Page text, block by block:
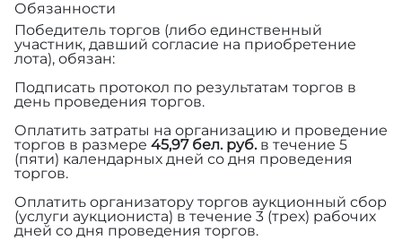
Обязанности
Победитель торгов (либо единственный
участник, давший согласие на приобретение
лота), обязан:
Подписать протокол по результатам торгов в
день проведения торгов.
Оплатить затраты на организацию и проведение
торгов в размере 45,97 бел. руб.в течение 5
(пяти) календарных дней со дня проведения
торгов.
Оплатить организатору торгов аукционный сбор
(услуги аукциониста) в течение 3 (трех) рабочих
дней со дня проведения торгов.